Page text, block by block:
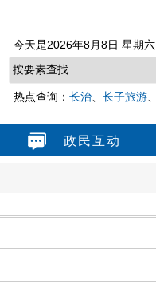
今天是2026年8月8日 星期六
热点查询： 长治 长子旅游
政民互动